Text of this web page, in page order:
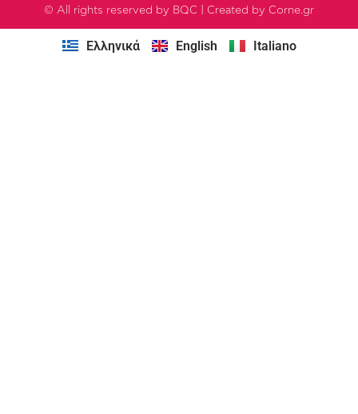
© All rights reserved by BQC | Created by Corne.gr
Ελληνικά English Italiano